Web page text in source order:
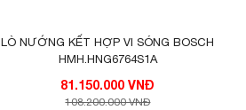
LÒ NƯỚNG KẾT HỢP VI SÓNG BOSCH
HMH.HNG6764S1A
81.150.000 VNĐ
108.200.000 VNĐ